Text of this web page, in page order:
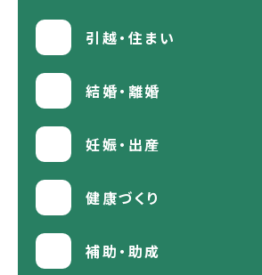
引越・住まい
結婚・離婚
妊娠・出産
健康づくり
補助・助成